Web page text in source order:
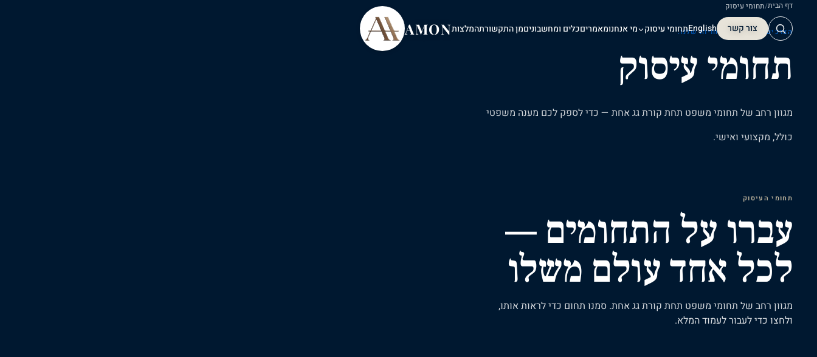
AMON תחומי עיסוק מי אנחנומאמריםכלים ומחשבוניםמן התקשורתהמלצות English
צור קשר
דף הבית/תחומי עיסוק
הצרכים שלכם. ההתמחויות שלנו.
תחומי עיסוק
מגוון רחב של תחומי משפט תחת קורתגגאחת — כדילספק לכם מענה משפטי
כולל, מקצועי ואישי.
תחומי העיסוק
עברו על התחומים —
לכל אחד עולם משלו
מגוון רחב של תחומי משפט תחת קורת גג אחת. סמנו תחום כדי לראות אותו,
ולחצו כדי לעבור לעמוד המלא.